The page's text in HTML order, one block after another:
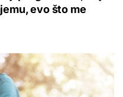
evo što me